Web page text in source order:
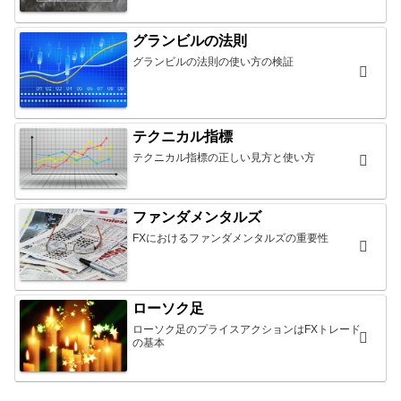
グランビルの法則
グランビルの法則の使い方の検証
テクニカル指標
テクニカル指標の正しい見方と使い方
ファンダメンタルズ
FXにおけるファンダメンタルズの重要性
ローソク足
ローソク足のプライスアクションはFXトレード
の基本